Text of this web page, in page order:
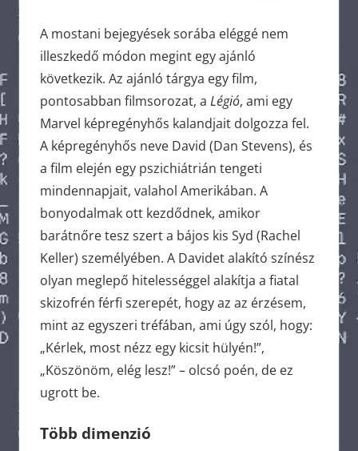
A mostani bejegyések sorába eléggé nem
illeszkedő módon megint egy ajánló
következik. Az ajánló tárgya egy film,
pontosabban filmsorozat, a Légió, ami egy
Marvel képregényhős kalandjait dolgozza fel.
A képregényhős neve David (Dan Stevens), és
a film elején egy pszichiátrián tengeti
mindennapjait, valahol Amerikában. A
bonyodalmak ott kezdődnek, amikor
barátnőre tesz szert a bájos kis Syd (Rachel
Keller) személyében. A Davidet alakító színész
olyan meglepő hitelességgel alakítja a fiatal
skizofrén férfi szerepét, hogy az az érzésem,
mint az egyszeri tréfában, ami úgy szól, hogy:
„Kérlek, most nézz egy kicsit hülyén!”,
„Köszönöm, elég lesz!” – olcsó poén, de ez
ugrott be.
Több dimenzió